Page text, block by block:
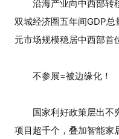
沿海产业向中西部转
双城经济圈五年间GDP
元市场规模稳居中西部首
不参展=被边缘化！
国家利好政策层出不
项目超千个，叠加智能家